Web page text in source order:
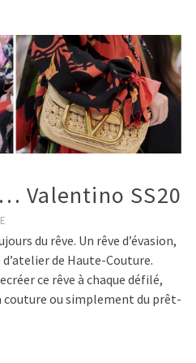
Valentino SS20
du rêve. Un rêve d’évasion,
de Haute-Couture.
ce rêve à chaque défilé,
couture ou simplement du prêt-